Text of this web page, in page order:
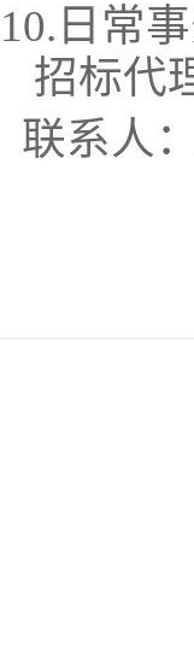
10.日常
招标代
联系人：